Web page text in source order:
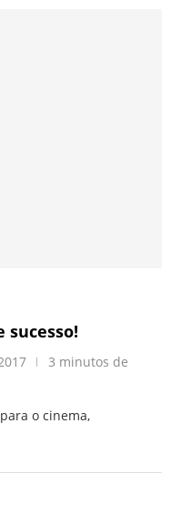
sucesso!
3 minutos de
o cinema,